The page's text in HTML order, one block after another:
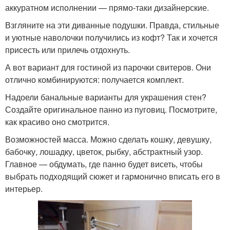
аккуратном исполнении — прямо-таки дизайнерские.
Взгляните на эти диванные подушки. Правда, стильные
и уютные наволочки получились из кофт? Так и хочется
присесть или прилечь отдохнуть.
А вот вариант для гостиной из парочки свитеров. Они
отлично комбинируются: получается комплект.
Надоели банальные варианты для украшения стен?
Создайте оригинальное панно из пуговиц. Посмотрите,
как красиво оно смотрится.
Возможностей масса. Можно сделать кошку, девушку,
бабочку, лошадку, цветок, рыбку, абстрактный узор.
Главное — обдумать, где панно будет висеть, чтобы
выбрать подходящий сюжет и гармонично вписать его в
интерьер.